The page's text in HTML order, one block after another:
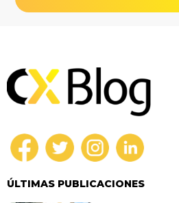
ÚLTIMAS PUBLICACIONES